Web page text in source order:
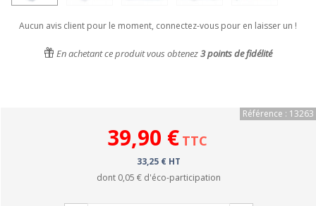
Aucun avis client pour le moment, connectez-vous pour en laisser un !
En achetant ce produit vous obtenez3points de fidélité
Référence : 13263
39,90 € TTC
33,25 € HT
dont 0,05 € d'éco-participation